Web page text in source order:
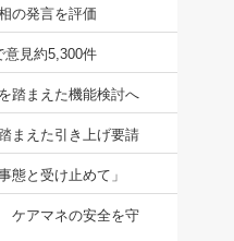
の発言を評価
見約5,300件
踏まえた機能検討へ
まえた引き上げ要請
態と受け止めて」
ケアマネの安全を守